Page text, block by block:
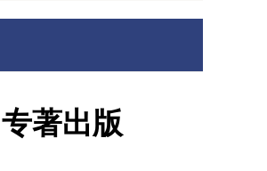
著出版